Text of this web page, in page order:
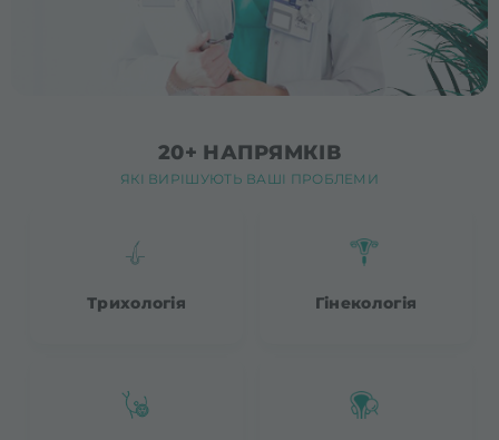
20+ НАПРЯМКІВ
ЯКІ ВИРІШУЮТЬ ВАШІ ПРОБЛЕМИ
Трихологія Гінекологія